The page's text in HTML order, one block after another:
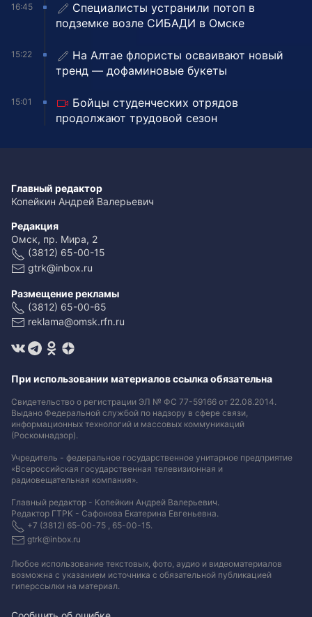
16:45
Специалисты устранили потоп в
подземке возле СИБАДИ в Омске
15:22
На Алтае флористы осваивают новый
тренд — дофаминовые букеты
15:01
Бойцы студенческих отрядов
продолжают трудовой сезон
Главный редактор
Копейкин Андрей Валерьевич
Редакция
Омск, пр. Мира, 2
(3812) 65-00-15
gtrk@inbox.ru
Размещение рекламы
(3812) 65-00-65
reklama@omsk.rfn.ru
При использовании материалов ссылка обязательна
Свидетельство о регистрации ЭЛ № ФС 77-59166 от 22.08.2014.
Выдано Федеральной службой по надзору в сфере связи,
информационных технологий и массовых коммуникаций
(Роскомнадзор).
Учредитель - федеральное государственное унитарное предприятие
«Всероссийская государственная телевизионная и
радиовещательная компания».
Главный редактор - Копейкин Андрей Валерьевич.
Редактор ГТРК - Сафонова Екатерина Евгеньевна.
+7 (3812) 65-00-75 , 65-00-15.
gtrk@inbox.ru
Любое использование текстовых, фото, аудио и видеоматериалов
возможна с указанием источника с обязательной публикацией
гиперссылки на материал.